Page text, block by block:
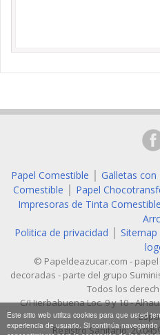
Este sitio web utiliza cookies para que usted
experiencia de usuario. Si continúa
Papel Comestible Galletas con
Comestible
Papel
Impresoras de Tinta Comestible
Politica de privacidad
Sitemap
© Papeldeazucar.com -
decoradas - parte del grupo
Todos los
C/Hierbabuena Loc. 9 y 10 -
Registro Sanitario: